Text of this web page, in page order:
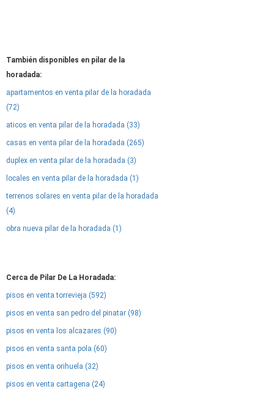
También disponibles en pilar de la
horadada:
apartamentos en venta pilar de la horadada
(72)
aticos en venta pilar de la horadada (33)
casas en venta pilar de la horadada (265)
duplex en venta pilar de la horadada (3)
locales en venta pilar de la horadada (1)
terrenos solares en venta pilar de la horadada
(4)
obra nueva pilar de la horadada (1)
Cerca de Pilar De La Horadada:
pisos en venta torrevieja (592)
pisos en venta san pedro del pinatar (98)
pisos en venta los alcazares (90)
pisos en venta santa pola (60)
pisos en venta orihuela (32)
pisos en venta cartagena (24)